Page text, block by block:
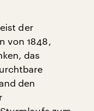
der
von 1848,
das
den